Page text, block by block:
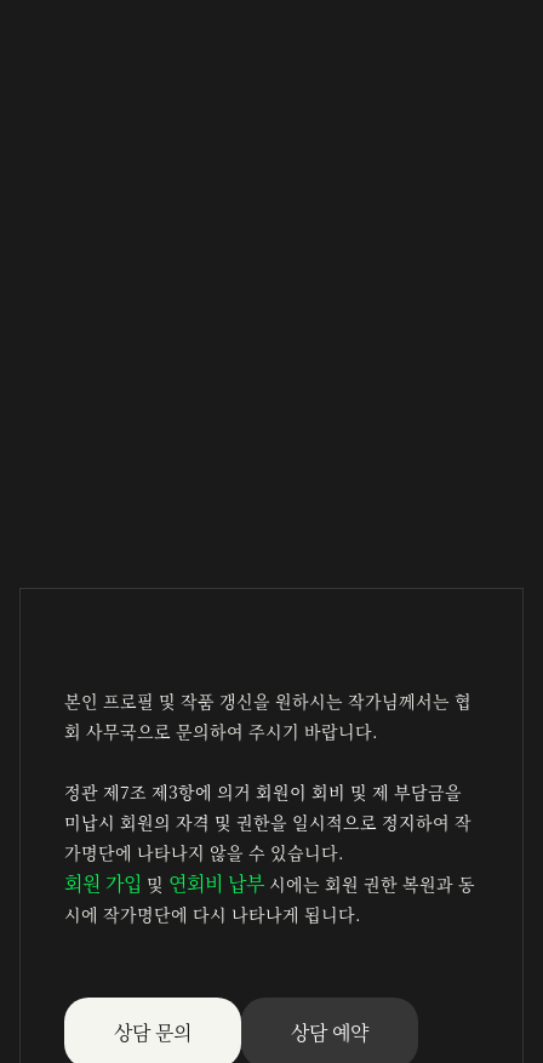
본인 프로필 및 작품 갱신을 원하시는 작가님께서는 협
회 사무국으로 문의하여 주시기 바랍니다.
정관 제7조 제3항에 의거 회원이 회비 및 제 부담금을
미납시 회원의 자격 및 권한을 일시적으로 정지하여 작
가명단에 나타나지 않을 수 있습니다.
회원 가입 및 연회비 납부 시에는 회원 권한 복원과 동
시에 작가명단에 다시 나타나게 됩니다.
상담 문의 상담 예약